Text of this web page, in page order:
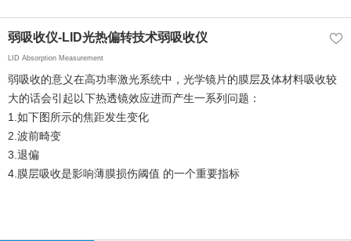
弱吸收仪-LID光热偏转技术弱吸收仪
LID Absorption Measurement
弱吸收的意义在高功率激光系统中，光学镜片的膜层及体材料吸收较
大的话会引起以下热透镜效应进而产生一系列问题：
1.如下图所示的焦距发生变化
2.波前畸变
3.退偏
4.膜层吸收是影响薄膜损伤阈值 的一个重要指标